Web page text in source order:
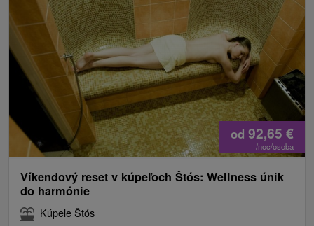
od 92,65 €
/noc/osoba
Víkendový reset v kúpeľoch Štós: Wellness únik
do harmónie
Kúpele Štós